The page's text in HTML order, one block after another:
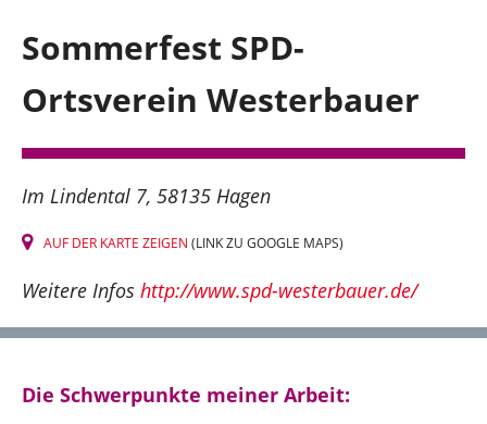
Hagen und südlicher Ennepe-Ruhr-Kreis
Über mich
Kontakt
Presse
Sommerfest SPD-
Ortsverein Westerbauer
Im Lindental 7 58135 Hagen
AUF DER KARTE ZEIGEN (LINK ZU GOOGLE MAPS)
Weitere Infos http://www.spd-westerbauer.de/
Die Schwerpunkte meiner Arbeit: